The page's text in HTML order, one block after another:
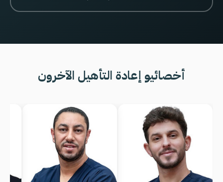
أخصائيو إعادة التأهيل الآخرون